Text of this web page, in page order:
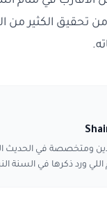
تحقيق الكثير من
ومتخصصة في الحديث
اللي ورد ذكرها في السنة